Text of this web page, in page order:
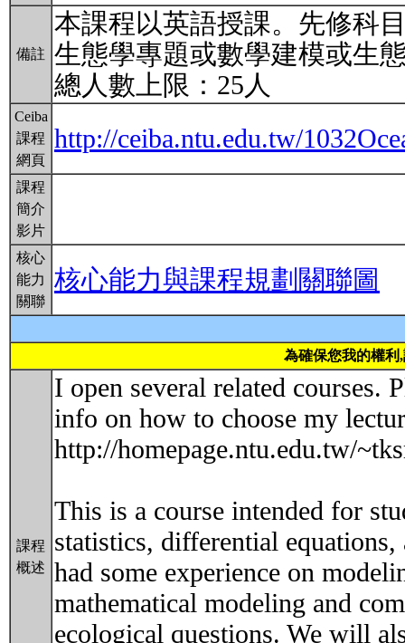
備註
本課程以英語授課。先修科
生態學專題或數學建模或生
總人數上限：25人
Ceiba
課程
網頁
http://ceiba.ntu.edu.tw/
課程
簡介
影片
核心
能力
關聯
核心能力與課程規劃關聯圖
為確保您我的權利
課程
概述
I open several related courses.
info on how to choose my
http://homepage.ntu.edu.tw/
This is a course intended for
statistics, differential
had some experience on
mathematical modeling and
ecological questions. We will